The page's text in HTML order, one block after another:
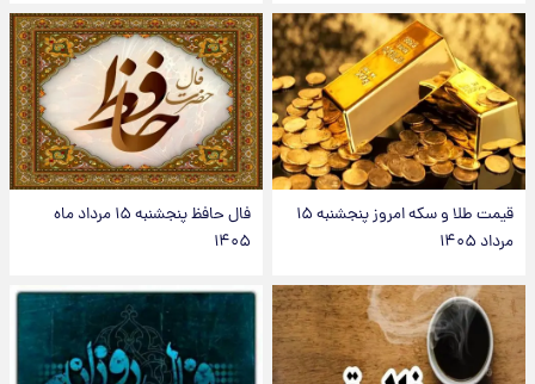
قیمت طلا و سکه امروز پنجشنبه ۱۵
مرداد ۱۴۰۵
فال حافظ پنجشنبه ۱۵ مرداد ماه
۱۴۰۵